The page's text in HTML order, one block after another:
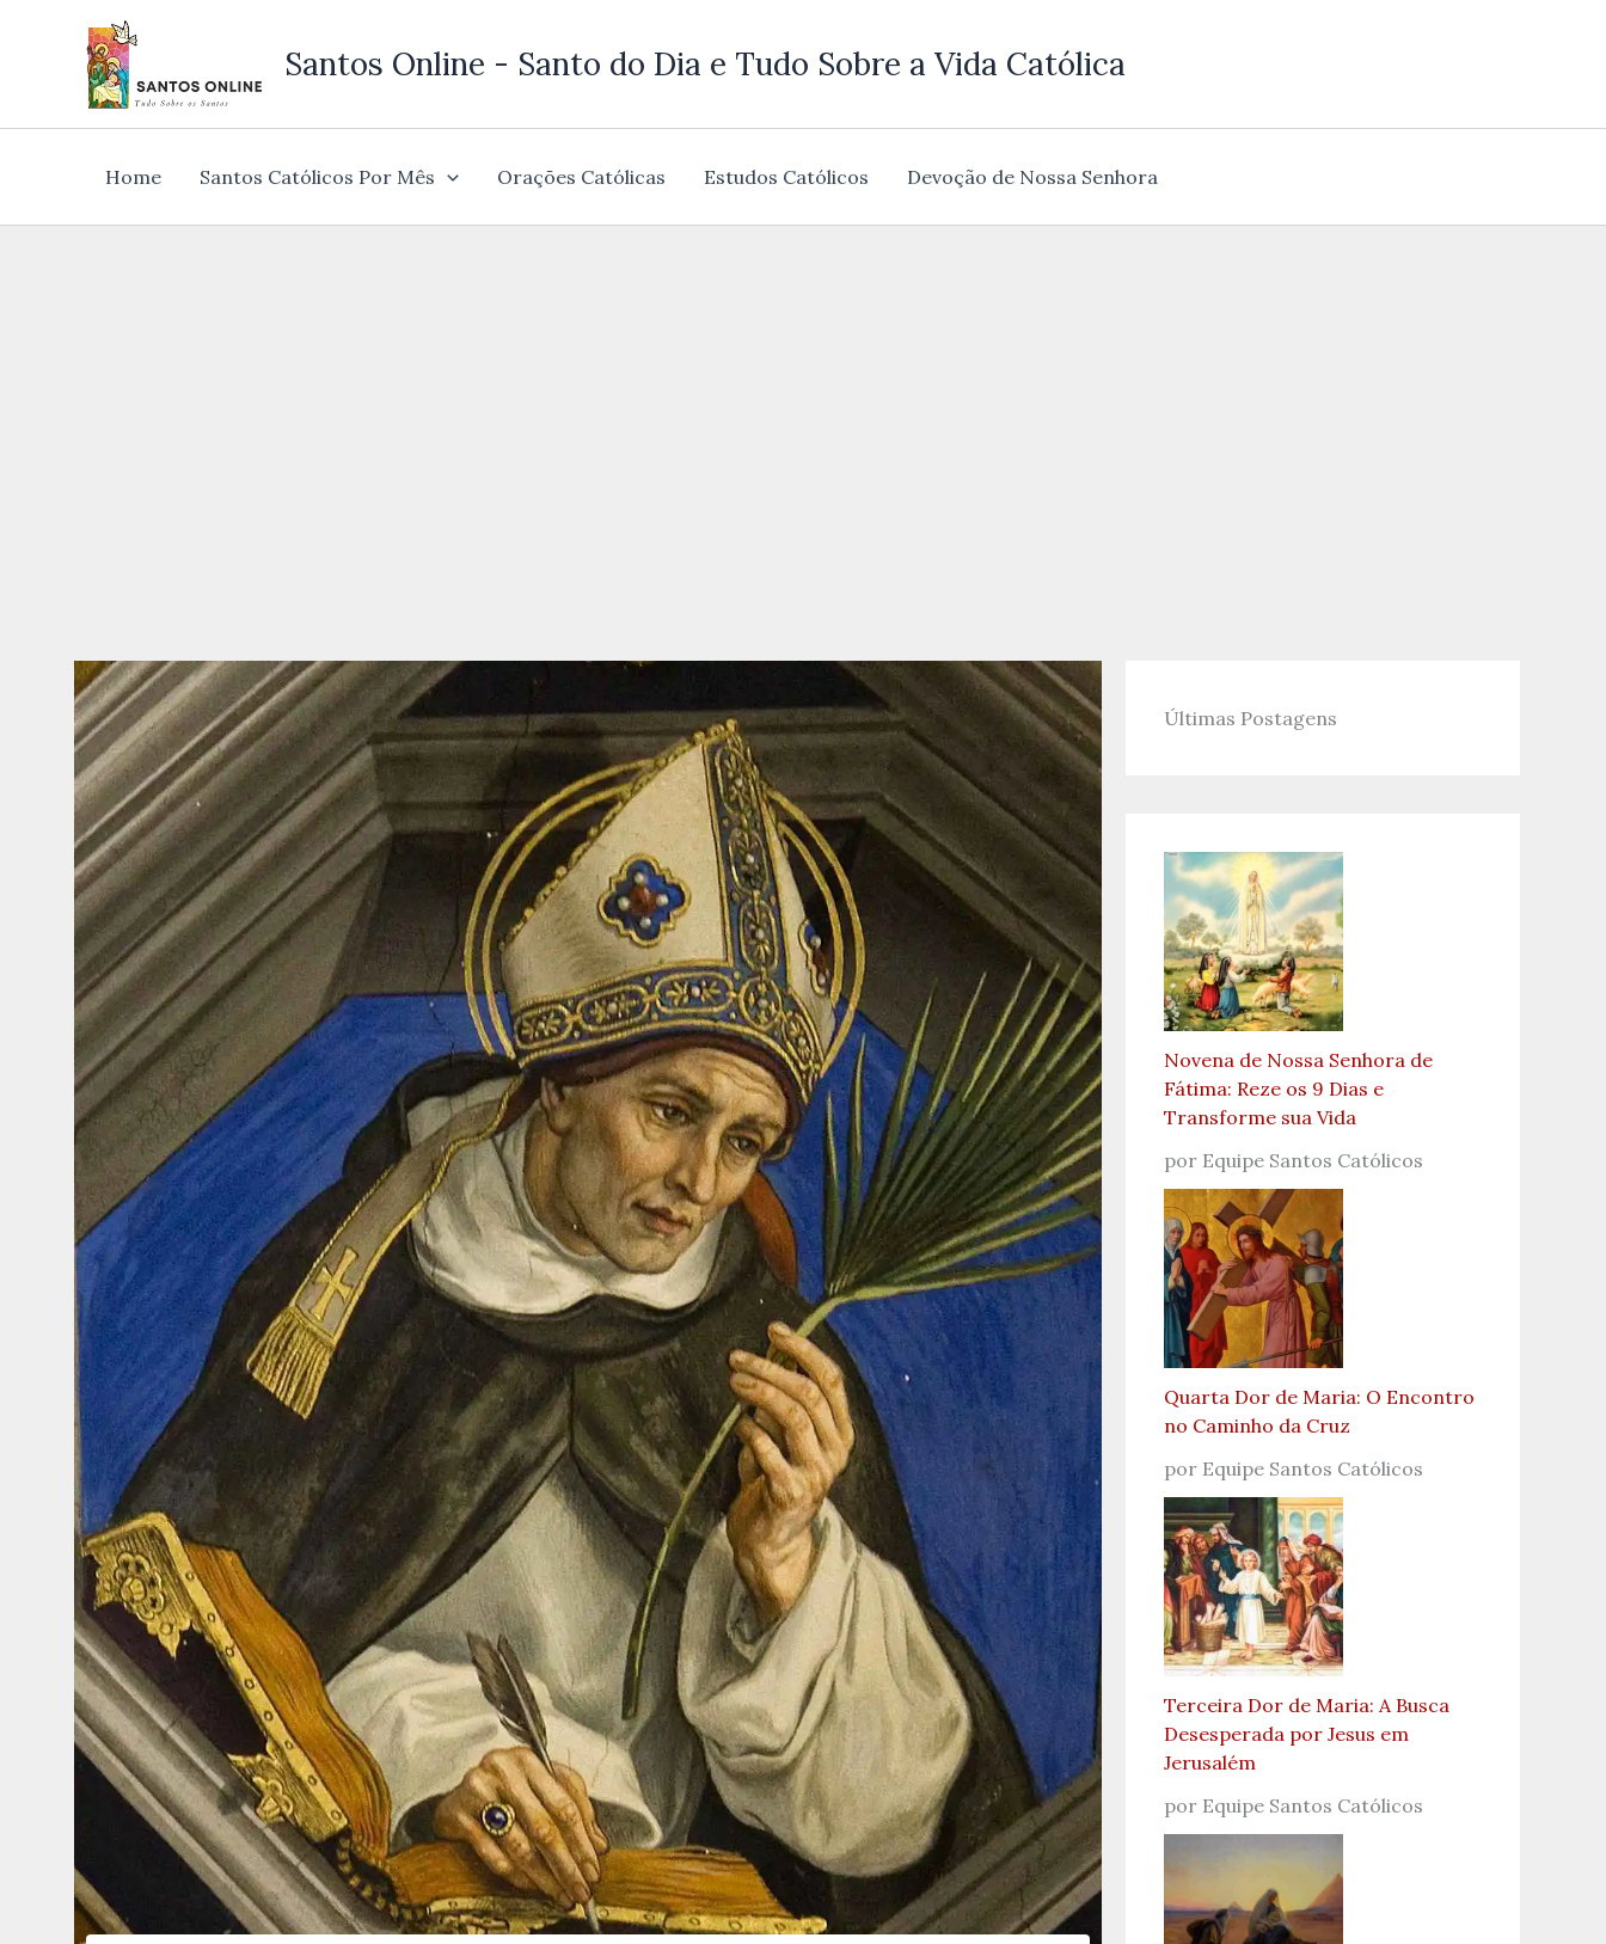
Santos Online - Santo do Dia e Tudo Sobre a Vida Católica
Home Santos Católicos Por Mês Orações Católicas Estudos Católicos Devoção de Nossa Senhora
Últimas Postagens
Novena de Nossa Senhora de
Fátima: Reze os 9 Dias e
Transforme sua Vida
por Equipe Santos Católicos
Quarta Dor de Maria: O Encontro
no Caminho da Cruz
por Equipe Santos Católicos
Terceira Dor de Maria: A Busca
Desesperada por Jesus em
Jerusalém
por Equipe Santos Católicos